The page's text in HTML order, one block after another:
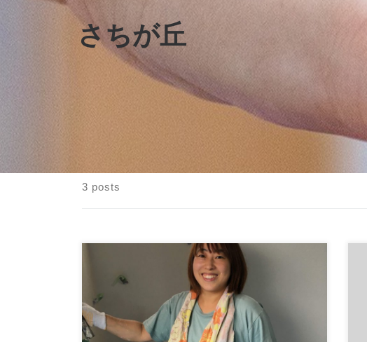
さちが丘
3 posts
こんにちは、イハラ音楽教室の伊原鉄朗で
す。 昨年（調べだしたのは３年前）から、ず
っと計 […]